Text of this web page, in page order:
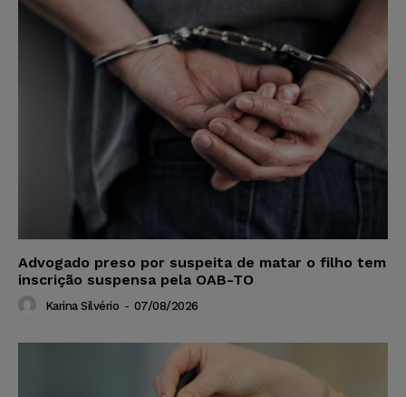
Advogado preso por suspeita de matar o filho tem
inscrição suspensa pela OAB-TO
Karina Silvério - 07/08/2026